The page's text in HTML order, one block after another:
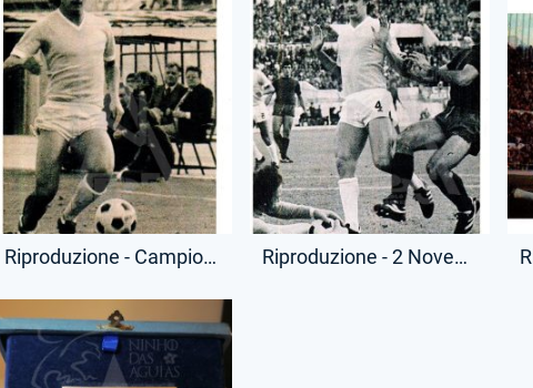
Riproduzione - Campionato Serie A - Lionello Manfredonia Riproduzione - 2 Novembre 1975 - Campionato Serie A - Lazio-Bologna